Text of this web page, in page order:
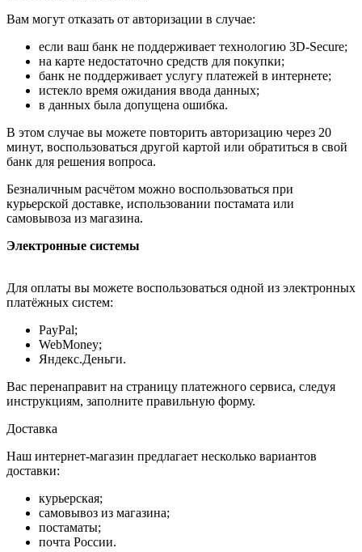
Вам могут отказать от авторизации в случае:
если ваш банк не поддерживает технологию 3D-Secure;
на карте недостаточно средств для покупки;
банк не поддерживает услугу платежей в интернете;
истекло время ожидания ввода данных;
в данных была допущена ошибка.
В этом случае вы можете повторить авторизацию через 20
минут, воспользоваться другой картой или обратиться в свой
банк для решения вопроса.
Безналичным расчётом можно воспользоваться при
курьерской доставке, использовании постамата или
самовывоза из магазина.
Электронные системы
Для оплаты вы можете воспользоваться одной из электронных
платёжных систем:
PayPal;
WebMoney;
Яндекс.Деньги.
Вас перенаправит на страницу платежного сервиса, следуя
инструкциям, заполните правильную форму.
Доставка
Наш интернет-магазин предлагает несколько вариантов
доставки:
курьерская;
самовывоз из магазина;
постаматы;
почта России.